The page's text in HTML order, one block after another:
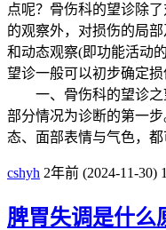
点呢？骨伤科的望诊除
的观察外，对损伤的局
和动态观察(即功能活动
望诊一般可以初步确定损
一、骨伤科的望诊
部分情况为诊断的第一
态、面部表情与气色，
cshyh 2年前 (2024-11-30)
脾胃失调是什么